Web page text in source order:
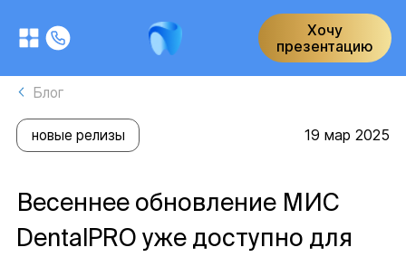
Хочу
презентацию
Блог
новые релизы 19 мар 2025
Весеннее обновление МИС
DentalPRO уже доступно для